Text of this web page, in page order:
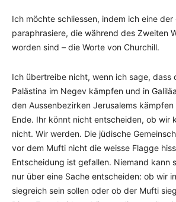
Ich möchte schliessen, indem ich eine der
paraphrasiere, die während des Zweiten
worden sind – die Worte von Churchill.
Ich übertreibe nicht, wenn ich sage, dass
Palästina im Negev kämpfen und in
den Aussenbezirken Jerusalems
Ende. Ihr könnt nicht entscheiden, ob wir
nicht. Wir werden. Die jüdische
vor dem Mufti nicht die weisse Flagge
Entscheidung ist gefallen. Niemand kann
nur über eine Sache entscheiden: ob wir
siegreich sein sollen oder ob der Mufti